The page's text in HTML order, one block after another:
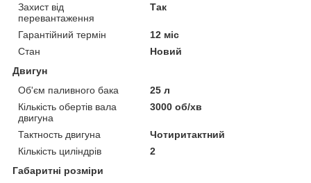
Захист від
перевантаження
Так
Гарантійний термін
12 міс
Стан
Новий
Двигун
Об'єм паливного бака
25 л
Кількість обертів вала
двигуна
3000 об/хв
Тактность двигуна
Чотиритактний
Кількість циліндрів
2
Габаритні розміри